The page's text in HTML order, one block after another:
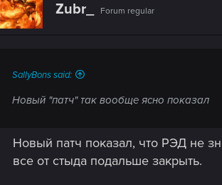
Zubr_ Forum regular
SallyBons said:
Новый "патч" так вообще ясно показал
Новый патч показал, что РЭД не
все от стыда подальше закрыть.